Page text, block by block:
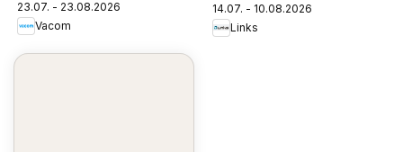
23.07. - 23.08.2026
Vacom
14.07. - 10.08.2026
Links